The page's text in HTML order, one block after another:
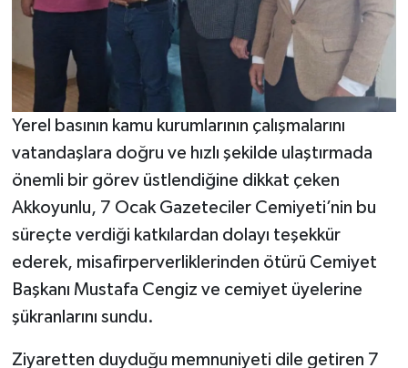
Yerel basının kamu kurumlarının çalışmalarını
vatandaşlara doğru ve hızlı şekilde ulaştırmada
önemli bir görev üstlendiğine dikkat çeken
Akkoyunlu, 7 Ocak Gazeteciler Cemiyeti’nin bu
süreçte verdiği katkılardan dolayı teşekkür
ederek, misafirperverliklerinden ötürü Cemiyet
Başkanı Mustafa Cengiz ve cemiyet üyelerine
şükranlarını sundu.
Ziyaretten duyduğu memnuniyeti dile getiren 7